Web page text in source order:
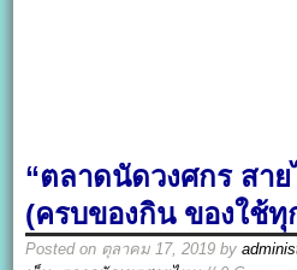
“ตลาดนัดวงศกร สา
(ครบของกิน ของใช้ทุ
Posted on ตุลาคม 17, 2019 by